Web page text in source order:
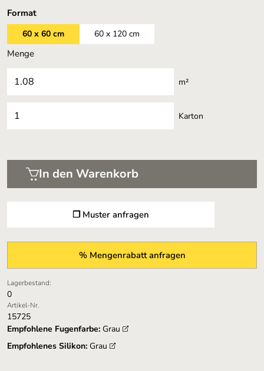
Formatauswählen
60 x 60 cm 60 x 120 cm
❐ Muster anfragen
Menge
m²
Karton
In den Warenkorb
% Mengenrabatt anfragen
Lagerbestand:
0
Artikel-Nr.
15725
Empfohlene Fugenfarbe: Grau
Empfohlenes Silikon: Grau